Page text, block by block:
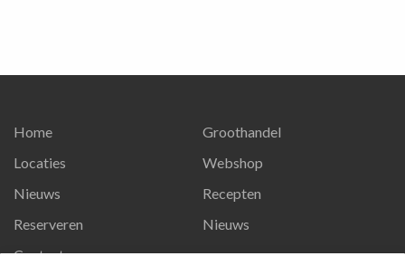
Home
Locaties
Nieuws
Reserveren
Groothandel
Webshop
Recepten
Nieuws